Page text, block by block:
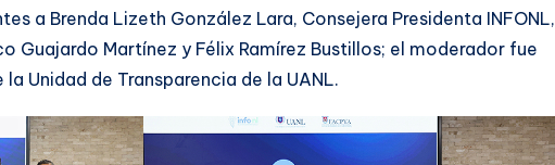
a Brenda Lizeth González Lara, Consejera Presidenta INFONL,
Guajardo Martínez y Félix Ramírez Bustillos; el moderador fue
Unidad de Transparencia de la UANL.